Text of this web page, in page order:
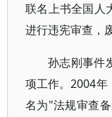
联名上书全国人
进行违宪审查，
孙志刚事件
项工作。2004年
名为"法规审查